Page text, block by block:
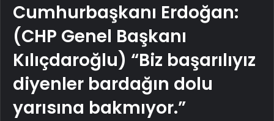
Cumhurbaşkanı Erdoğan:
(CHP Genel Başkanı
Kılıçdaroğlu) “Biz başarılıyız
diyenler bardağın dolu
yarısına bakmıyor.”